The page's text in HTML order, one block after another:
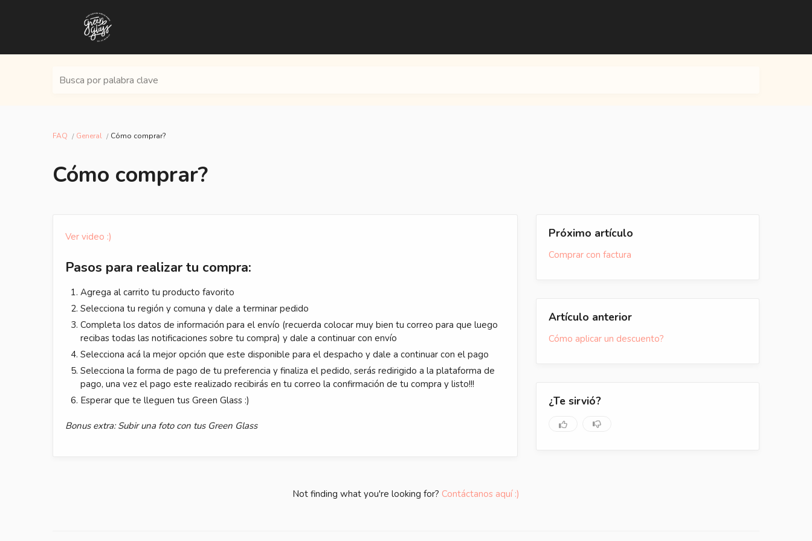
Busca por palabra clave
FAQ General Cómo comprar?
Cómo comprar?
Ver video :)
Pasos para realizar tu compra:
Agrega al carrito tu producto favorito
Selecciona tu región y comuna y dale a terminar pedido
Completa los datos de información para el envío (recuerda colocar muy bien tu correo para que luego
recibas todas las notificaciones sobre tu compra) y dale a continuar con envío
Selecciona acá la mejor opción que este disponible para el despacho y dale a continuar con el pago
Selecciona la forma de pago de tu preferencia y finaliza el pedido, serás redirigido a la plataforma de
pago, una vez el pago este realizado recibirás en tu correo la confirmación de tu compra y listo!!!
Esperar que te lleguen tus Green Glass :)
Bonus extra: Subir una foto con tus Green Glass
Próximo artículo
Comprar con factura
Artículo anterior
Cómo aplicar un descuento?
¿Te sirvió?
Not finding what you're looking for? Contáctanos aquí :)